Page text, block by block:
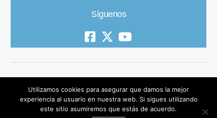
Síguenos
© 2019 All Rights Reserved
Utilizamos cookies para asegurar que damos la mejor
experiencia al usuario en nuestra web. Si sigues utilizando
este sitio asumiremos que estás de acuerdo.